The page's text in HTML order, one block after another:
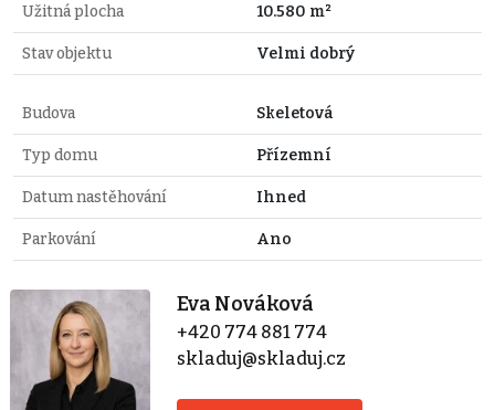
Užitná plocha 10.580 m²
Stav objektu Velmi dobrý
Budova Skeletová
Typ domu Přízemní
Datum nastěhování Ihned
Parkování Ano
Eva Nováková
+420 774 881 774
skladuj@skladuj.cz